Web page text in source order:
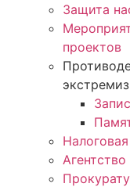
Защита
проектов